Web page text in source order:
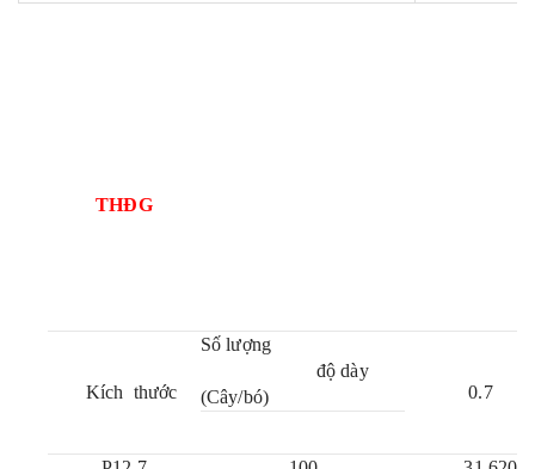
THĐG
Kích thước
Số lượng
(Cây/bó)
độ dày
0.7